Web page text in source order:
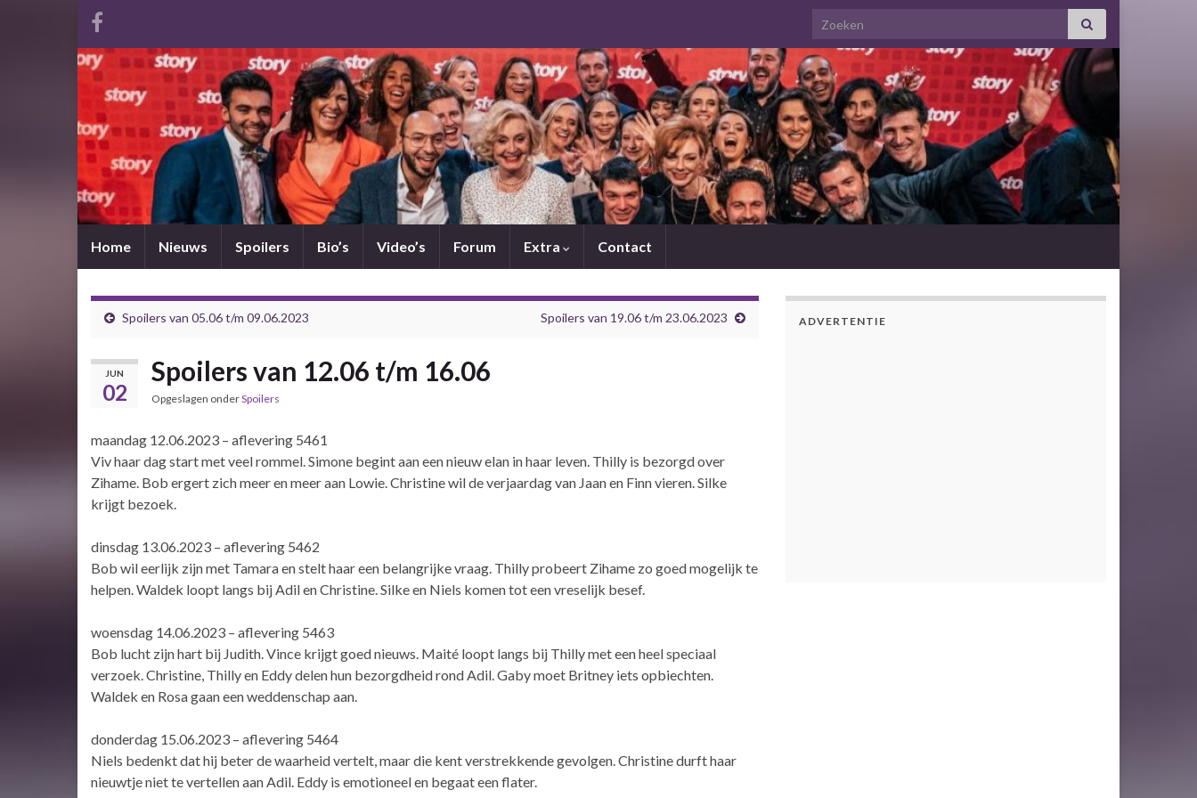
Search for:
Home Nieuws Spoilers Bio’s Video’s Forum Extra Contact
Spoilers van 05.06 t/m 09.06.2023 Spoilers van 19.06 t/m 23.06.2023
JUN
02
Spoilers van 12.06 t/m 16.06
Opgeslagen onderSpoilers
maandag 12.06.2023 – aflevering 5461
Viv haar dag start met veel rommel. Simone begint aan een nieuw elan in haar leven. Thilly is bezorgd over
Zihame. Bob ergert zich meer en meer aan Lowie. Christine wil de verjaardag van Jaan en Finn vieren. Silke
krijgt bezoek.
dinsdag 13.06.2023 – aflevering 5462
Bob wil eerlijk zijn met Tamara en stelt haar een belangrijke vraag. Thilly probeert Zihame zo goed mogelijk te
helpen. Waldek loopt langs bij Adil en Christine. Silke en Niels komen tot een vreselijk besef.
woensdag 14.06.2023 – aflevering 5463
Bob lucht zijn hart bij Judith. Vince krijgt goed nieuws. Maité loopt langs bij Thilly met een heel speciaal
verzoek. Christine, Thilly en Eddy delen hun bezorgdheid rond Adil. Gaby moet Britney iets opbiechten.
Waldek en Rosa gaan een weddenschap aan.
donderdag 15.06.2023 – aflevering 5464
Niels bedenkt dat hij beter de waarheid vertelt, maar die kent verstrekkende gevolgen. Christine durft haar
nieuwtje niet te vertellen aan Adil. Eddy is emotioneel en begaat een flater.
ADVERTENTIE